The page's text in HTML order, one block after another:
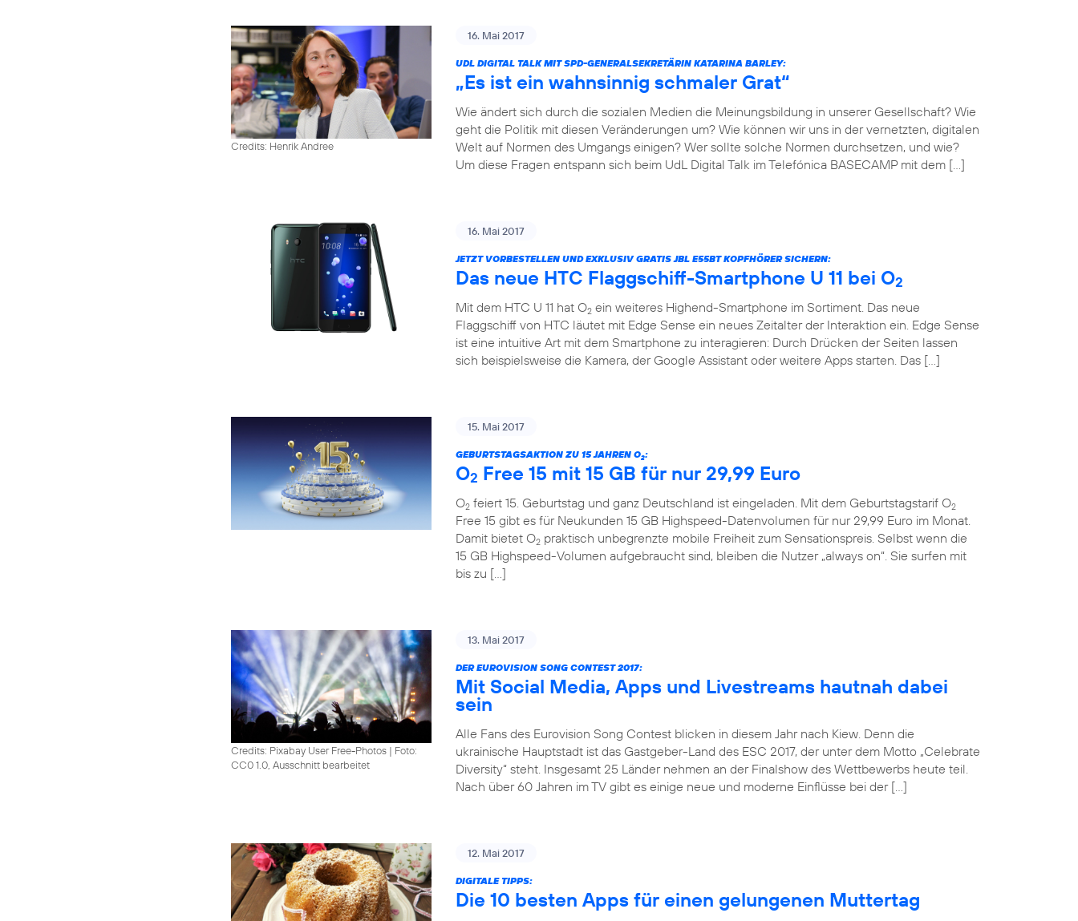
Credits: Henrik Andree
16. Mai 2017
UDL DIGITAL TALK MIT SPD-GENERALSEKRETÄRIN KATARINA BARLEY:
„Es ist ein wahnsinnig schmaler Grat“
Wie ändert sich durch die sozialen Medien die Meinungsbildung in unserer Gesellschaft? Wie
geht die Politik mit diesen Veränderungen um? Wie können wir uns in der vernetzten, digitalen
Welt auf Normen des Umgangs einigen? Wer sollte solche Normen durchsetzen, und wie?
Um diese Fragen entspann sich beim UdL Digital Talk im Telefónica BASECAMP mit dem […]
16. Mai 2017
JETZT VORBESTELLEN UND EXKLUSIV GRATIS JBL E55BT KOPFHÖRER SICHERN:
Das neue HTC Flaggschiff-Smartphone U 11 bei O2
Mit dem HTC U 11 hat O2 ein weiteres Highend-Smartphone im Sortiment. Das neue
Flaggschiff von HTC läutet mit Edge Sense ein neues Zeitalter der Interaktion ein. Edge Sense
ist eine intuitive Art mit dem Smartphone zu interagieren: Durch Drücken der Seiten lassen
sich beispielsweise die Kamera, der Google Assistant oder weitere Apps starten. Das […]
15. Mai 2017
GEBURTSTAGSAKTION ZU 15 JAHREN O2:
O2 Free 15 mit 15 GB für nur 29,99 Euro
O2 feiert 15. Geburtstag und ganz Deutschland ist eingeladen. Mit dem Geburtstagstarif O2
Free 15 gibt es für Neukunden 15 GB Highspeed-Datenvolumen für nur 29,99 Euro im Monat.
Damit bietet O2 praktisch unbegrenzte mobile Freiheit zum Sensationspreis. Selbst wenn die
15 GB Highspeed-Volumen aufgebraucht sind, bleiben die Nutzer „always on“. Sie surfen mit
bis zu […]
Credits: Pixabay User Free-Photos | Foto:
CC0 1.0, Ausschnitt bearbeitet
13. Mai 2017
DER EUROVISION SONG CONTEST 2017:
Mit Social Media, Apps und Livestreams hautnah dabei
sein
Alle Fans des Eurovision Song Contest blicken in diesem Jahr nach Kiew. Denn die
ukrainische Hauptstadt ist das Gastgeber-Land des ESC 2017, der unter dem Motto „Celebrate
Diversity“ steht. Insgesamt 25 Länder nehmen an der Finalshow des Wettbewerbs heute teil.
Nach über 60 Jahren im TV gibt es einige neue und moderne Einflüsse bei der […]
12. Mai 2017
DIGITALE TIPPS:
Die 10 besten Apps für einen gelungenen Muttertag